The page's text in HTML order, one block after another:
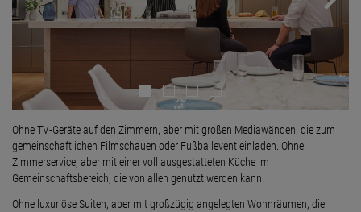
Next
Ohne TV-Geräte auf den Zimmern, aber mit großen Mediawänden, die zum
gemeinschaftlichen Filmschauen oder Fußballevent einladen. Ohne
Zimmerservice, aber mit einer voll ausgestatteten Küche im
Gemeinschaftsbereich, die von allen genutzt werden kann.
Ohne luxuriöse Suiten, aber mit großzügig angelegten Wohnräumen, die